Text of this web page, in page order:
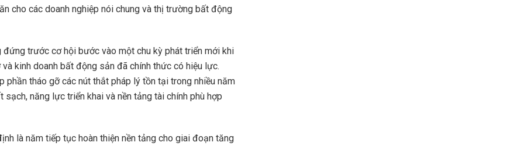
cho các doanh nghiệp nói chung và thị trường bất động
trước cơ hội bước vào một chu kỳ phát triển mới khi
kinh doanh bất động sản đã chính thức có hiệu lực.
tháo gỡ các nút thắt pháp lý tồn tại trong nhiều năm
năng lực triển khai và nền tảng tài chính phù hợp
là năm tiếp tục hoàn thiện nền tảng cho giai đoạn tăng